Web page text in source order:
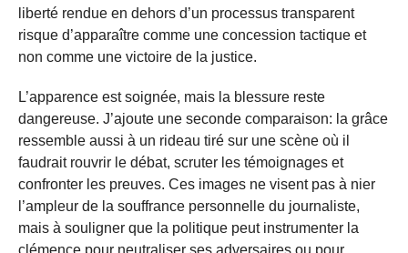
liberté rendue en dehors d’un processus transparent
risque d’apparaître comme une concession tactique et
non comme une victoire de la justice.
L’apparence est soignée, mais la blessure reste
dangereuse. J’ajoute une seconde comparaison: la grâce
ressemble aussi à un rideau tiré sur une scène où il
faudrait rouvrir le débat, scruter les témoignages et
confronter les preuves. Ces images ne visent pas à nier
l’ampleur de la souffrance personnelle du journaliste,
mais à souligner que la politique peut instrumenter la
clémence pour neutraliser ses adversaires ou pour